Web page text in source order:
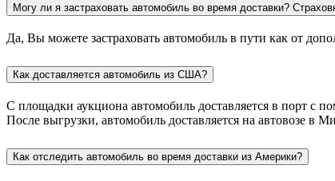
Могу ли я застраховать автомобиль во время доставки?
Да, Вы можете застраховать автомобиль в пути как от
Как доставляется автомобиль из США?
С площадки аукциона автомобиль доставляется в порт с
После выгрузки, автомобиль доставляется на автовозе в
Как отследить автомобиль во время доставки из Америки?